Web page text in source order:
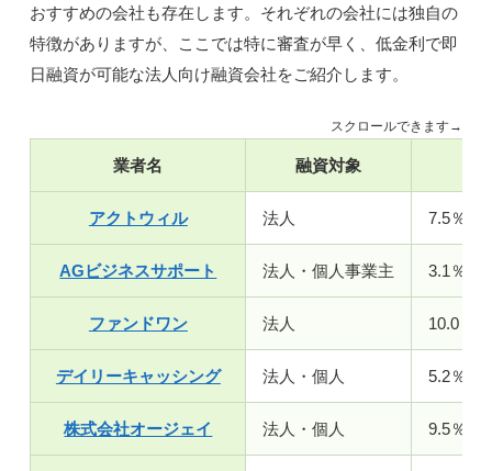
おすすめの会社も存在します。それぞれの会社には独自の
特徴がありますが、ここでは特に審査が早く、低金利で即
日融資が可能な法人向け融資会社をご紹介します。
スクロールできます→
業者名 融資対象
アクトウィル 法人 7.5％～
AGビジネスサポート 法人・個人事業主 3.1％～
ファンドワン 法人 10.0％
デイリーキャッシング 法人・個人 5.2％～
株式会社オージェイ 法人・個人 9.5％～